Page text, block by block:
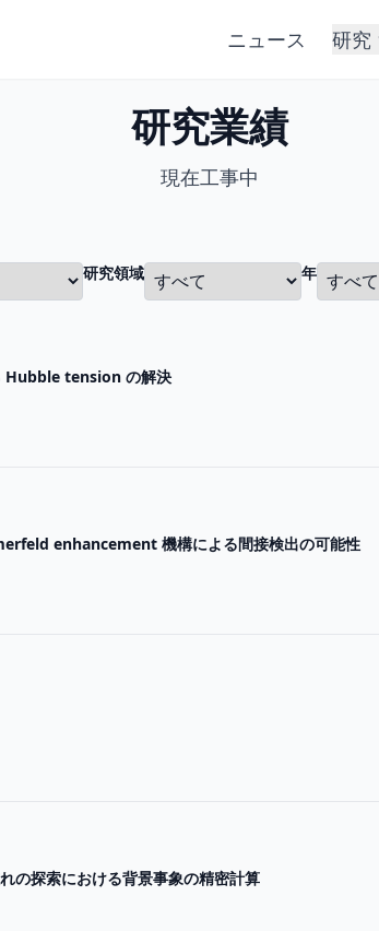
ニュース 研究
研究業績
現在工事中
研究領域 年
Hubble tension の解決
enhancement 機構による間接検出の可能性
の探索における背景事象の精密計算